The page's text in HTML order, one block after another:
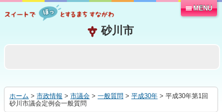
る
MENU
ホーム > 市政情報 > 市議会 > 一般質問 > 平成30年 > 平成30年第1回
砂川市議会定例会一般質問